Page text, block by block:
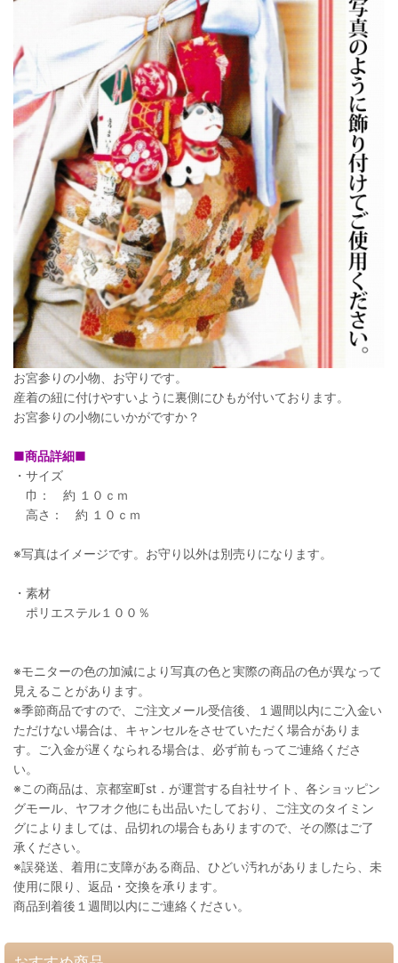
お宮参りの小物、お守りです。
産着の紐に付けやすいように裏側にひもが付いております。
お宮参りの小物にいかがですか？
■商品詳細■
・サイズ
巾： 約 １０ｃｍ
高さ： 約 １０ｃｍ
※写真はイメージです。お守り以外は別売りになります。
・素材
ポリエステル１００％
※モニターの色の加減により写真の色と実際の商品の色が異なって
見えることがあります。
※季節商品ですので、ご注文メール受信後、１週間以内にご入金い
ただけない場合は、キャンセルをさせていただく場合がありま
す。ご入金が遅くなられる場合は、必ず前もってご連絡くださ
い。
※この商品は、京都室町st．が運営する自社サイト、各ショッピン
グモール、ヤフオク他にも出品いたしており、ご注文のタイミン
グによりましては、品切れの場合もありますので、その際はご了
承ください。
※誤発送、着用に支障がある商品、ひどい汚れがありましたら、未
使用に限り、返品・交換を承ります。
商品到着後１週間以内にご連絡ください。